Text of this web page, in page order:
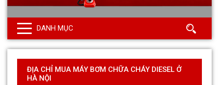
DANH MỤC
ĐỊA CHỈ MUA MÁY BƠM CHỮA CHÁY DIESEL Ở
HÀ NỘI